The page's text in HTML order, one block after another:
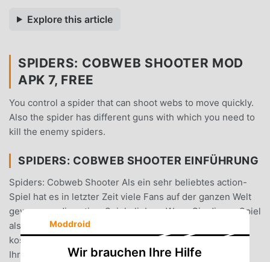
Explore this article
SPIDERS: COBWEB SHOOTER MOD
APK 7, FREE
You control a spider that can shoot webs to move quickly.
Also the spider has different guns with which you need to
kill the enemy spiders.
SPIDERS: COBWEB SHOOTER EINFÜHRUNG
Spiders: Cobweb Shooter Als ein sehr beliebtes action-
Spiel hat es in letzter Zeit viele Fans auf der ganzen Welt
gewonnen, die action-Spiele lieben. Wenn Sie dieses Spiel
als weltweit größte Mod-Apk-Download-Site für
kostenlose Spiele herunterladen möchten, ist Moddroid
Ihre beste Wahl. moddroid stellt Ihnen nicht nur die
Moddroid
Wir brauchen Ihre Hilfe